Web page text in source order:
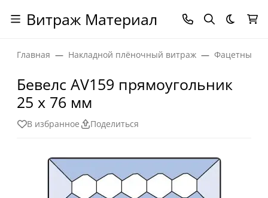
Витраж Материал Темная
Главная Накладной плёночный витраж Фацетные
Бевелс AV159 прямоугольник
25 х 76 мм
В избранное Поделиться